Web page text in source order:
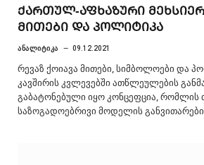
ᲥᲐᲠᲗᲣᲚ-ᲐᲤᲮᲐᲖᲣᲠᲘ
ᲛᲘᲗᲔᲑᲘ ᲓᲐ ᲞᲝᲚᲘᲢᲘᲙᲐ
ᲐᲜᲐᲚᲘᲢᲘᲙᲐ 09.12.2021
რევაზ ქოიავა მითები, სიმბოლოები და
კავშირის კვლევებში ათწლეულების
გაბატონებული იყო კონცეფცია, რომლის
საზოგადოებრივი მოდელის